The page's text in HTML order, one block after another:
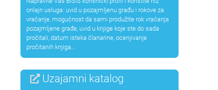
onlajn usluga: uvid u pozajmljenu građu i rokove za
vraćanje, mogućnost da sami produžite rok vraćanja
pozajmljene građe, uvid u knjige koje ste do sada
pročitali, datum isteka članarine, ocenjivanje
pročitanih knjiga…
Uzajamni katalog